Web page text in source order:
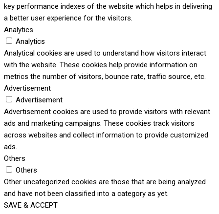
key performance indexes of the website which helps in delivering
a better user experience for the visitors.
Analytics
Analytics
Analytical cookies are used to understand how visitors interact
with the website. These cookies help provide information on
metrics the number of visitors, bounce rate, traffic source, etc.
Advertisement
Advertisement
Advertisement cookies are used to provide visitors with relevant
ads and marketing campaigns. These cookies track visitors
across websites and collect information to provide customized
ads.
Others
Others
Other uncategorized cookies are those that are being analyzed
and have not been classified into a category as yet.
SAVE & ACCEPT